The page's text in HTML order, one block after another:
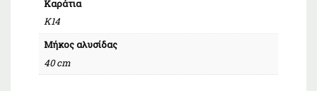
Καράτια
Κ14
Μήκος αλυσίδας
40 cm